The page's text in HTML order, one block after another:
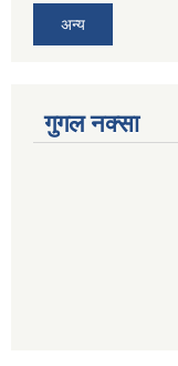
अन्य
गुगल नक्सा